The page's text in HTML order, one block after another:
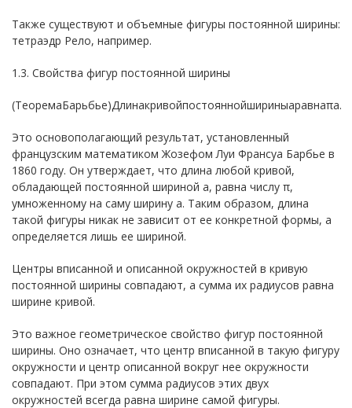
Также существуют и объемные фигуры постоянной ширины:
тетраэдр Рело, например.
1.3. Свойства фигур постоянной ширины
(ТеоремаБарьбье)Длинакривойпостояннойшириныaравнаπa.
Это основополагающий результат, установленный
французским математиком Жозефом Луи Франсуа Барбье в
1860 году. Он утверждает, что длина любой кривой,
обладающей постоянной шириной a, равна числу π,
умноженному на саму ширину a. Таким образом, длина
такой фигуры никак не зависит от ее конкретной формы, а
определяется лишь ее шириной.
Центры вписанной и описанной окружностей в кривую
постоянной ширины совпадают, а сумма их радиусов равна
ширине кривой.
Это важное геометрическое свойство фигур постоянной
ширины. Оно означает, что центр вписанной в такую фигуру
окружности и центр описанной вокруг нее окружности
совпадают. При этом сумма радиусов этих двух
окружностей всегда равна ширине самой фигуры.